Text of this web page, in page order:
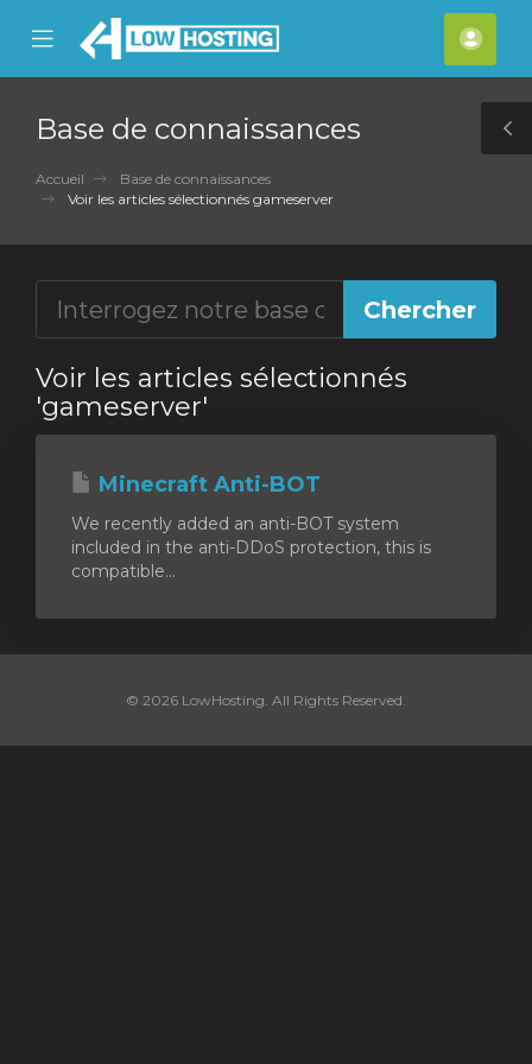
Mobile
Menu
Base de connaissances
Accueil
Base de connaissances
Voir les articles sélectionnés gameserver
Voir les articles sélectionnés
'gameserver'
Minecraft Anti-BOT
We recently added an anti-BOT system
included in the anti-DDoS protection, this is
compatible...
© 2026 LowHosting. All Rights Reserved.